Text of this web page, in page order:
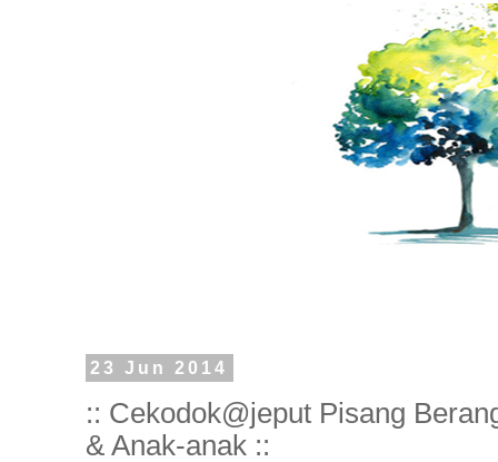
23 Jun 2014
:: Cekodok@jeput Pisang
& Anak-anak ::